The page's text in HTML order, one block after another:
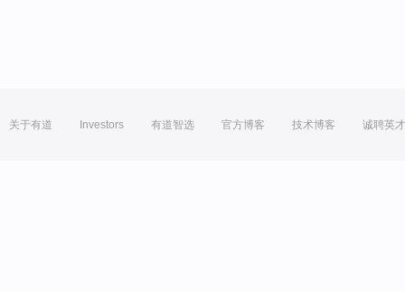
关于有道 Investors 有道智选 官方博客 技术博客 诚聘英才